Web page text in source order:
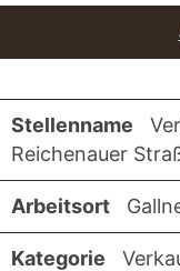
Reichenauer